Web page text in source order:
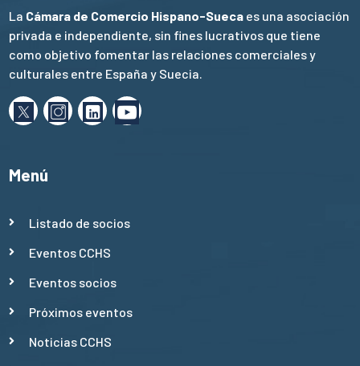
La Cámara de Comercio Hispano-Sueca es una asociación
privada e independiente, sin fines lucrativos que tiene
como objetivo fomentar las relaciones comerciales y
culturales entre España y Suecia.
Menú
Listado de socios
Eventos CCHS
Eventos socios
Próximos eventos
Noticias CCHS